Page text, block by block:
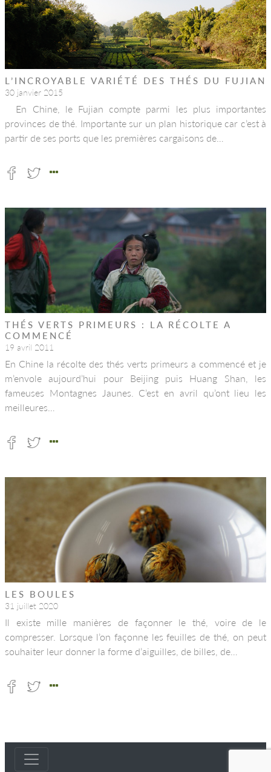
L’INCROYABLE VARIÉTÉ DES THÉS DU FUJIAN
30 janvier 2015
En Chine, le Fujian compte parmi les plus importantes
provinces de thé. Importante sur un plan historique car c’est à
partir de ses ports que les premières cargaisons de…
THÉS VERTS PRIMEURS : LA RÉCOLTE A
COMMENCÉ
19 avril 2011
En Chine la récolte des thés verts primeurs a commencé et je
m’envole aujourd’hui pour Beijing puis Huang Shan, les
fameuses Montagnes Jaunes. C’est en avril qu’ont lieu les
meilleures…
LES BOULES
31 juillet 2020
Il existe mille manières de façonner le thé, voire de le
compresser. Lorsque l’on façonne les feuilles de thé, on peut
souhaiter leur donner la forme d’aiguilles, de billes, de…